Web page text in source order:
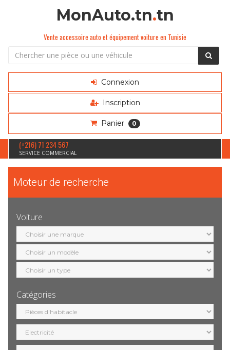
MonAuto.tn.tn
Vente accessoire auto et équipement voiture en Tunisie
Connexion
Inscription
Panier 0
(+216) 71 234 567
SERVICE COMMERCIAL
Moteur de recherche
Voiture
Sélection
marque
Sélection
modèle
Sélection
motorisation
Catégories
Sélection
catégorie